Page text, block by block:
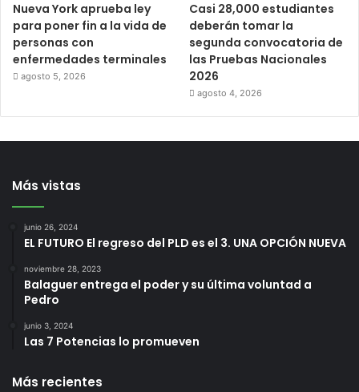
Nueva York aprueba ley
para poner fin a la vida de
personas con
enfermedades terminales
agosto 5, 2026
Casi 28,000 estudiantes
deberán tomar la
segunda convocatoria de
las Pruebas Nacionales
2026
agosto 4, 2026
Más vistas
junio 26, 2024
EL FUTURO El regreso del PLD es el 3. UNA OPCIÓN NUEVA
noviembre 28, 2023
Balaguer entrega el poder y su última voluntad a
Pedro
junio 3, 2024
Las 7 Potencias lo promueven
Más recientes